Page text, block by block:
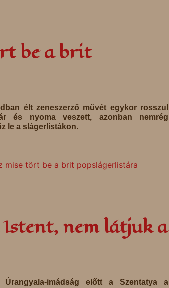
be a brit
élt zeneszerző művét egykor rosszul
és nyoma veszett, azonban nemrég
le a slágerlistákon.
mise tört be a brit popslágerlistára
Istent, nem látjuk a
imádság előtt a Szentatya a